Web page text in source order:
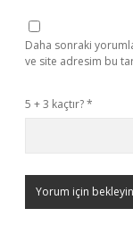
Daha sonraki
ve site adresim bu
5 + 3 kaçtır?*